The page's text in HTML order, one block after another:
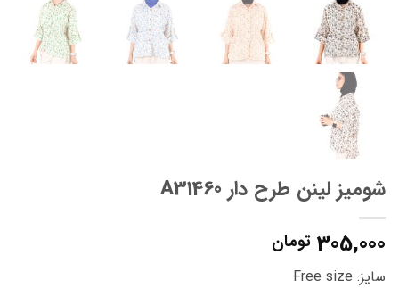
شومیز لینن طرح دار A31460
305,000 تومان
سایز: Free size